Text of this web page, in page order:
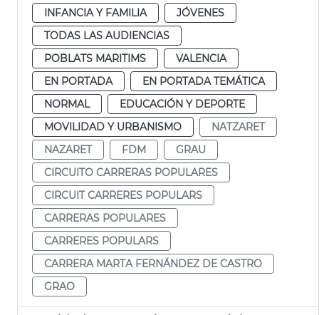
INFANCIA Y FAMILIA
JÓVENES
TODAS LAS AUDIENCIAS
POBLATS MARITIMS
VALENCIA
EN PORTADA
EN PORTADA TEMÁTICA
NORMAL
EDUCACIÓN Y DEPORTE
MOVILIDAD Y URBANISMO
NATZARET
NAZARET
FDM
GRAU
CIRCUITO CARRERAS POPULARES
CIRCUIT CARRERES POPULARS
CARRERAS POPULARES
CARRERES POPULARS
CARRERA MARTA FERNÁNDEZ DE CASTRO
GRAO